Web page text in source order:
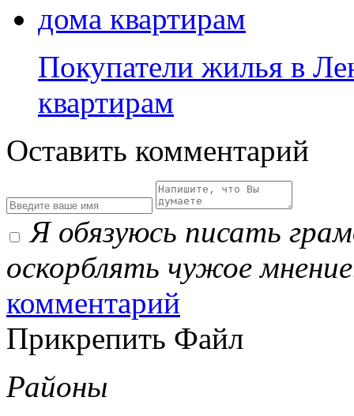
Покупатели жилья в
квартирам
Оставить комментарий
Я обязуюсь писать
оскорблять чужое
комментарий
Прикрепить Файл
Районы